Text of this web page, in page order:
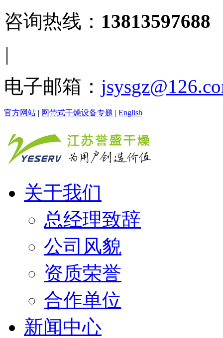
咨询热线： 13813597688
|
电子邮箱：
官方网站 | 网带式干燥设备专题 | English
关于我们
总经理致辞
公司风貌
资质荣誉
合作单位
新闻中心